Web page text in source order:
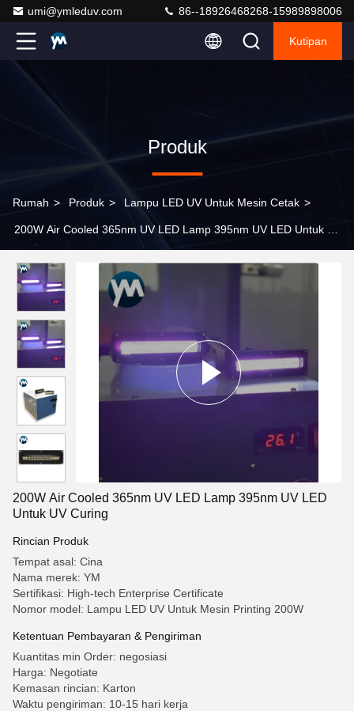
umi@ymleduv.com 86--18926468268-15989898006
Kutipan
Produk
Rumah > Produk > Lampu LED UV Untuk Mesin Cetak >
200W Air Cooled 365nm UV LED Lamp 395nm UV LED Untuk UV
200W Air Cooled 365nm UV LED Lamp 395nm UV LED
Untuk UV Curing
Rincian Produk
Tempat asal: Cina
Nama merek: YM
Sertifikasi: High-tech Enterprise Certificate
Nomor model: Lampu LED UV Untuk Mesin Printing 200W
Ketentuan Pembayaran & Pengiriman
Kuantitas min Order: negosiasi
Harga: Negotiate
Kemasan rincian: Karton
Waktu pengiriman: 10-15 hari kerja